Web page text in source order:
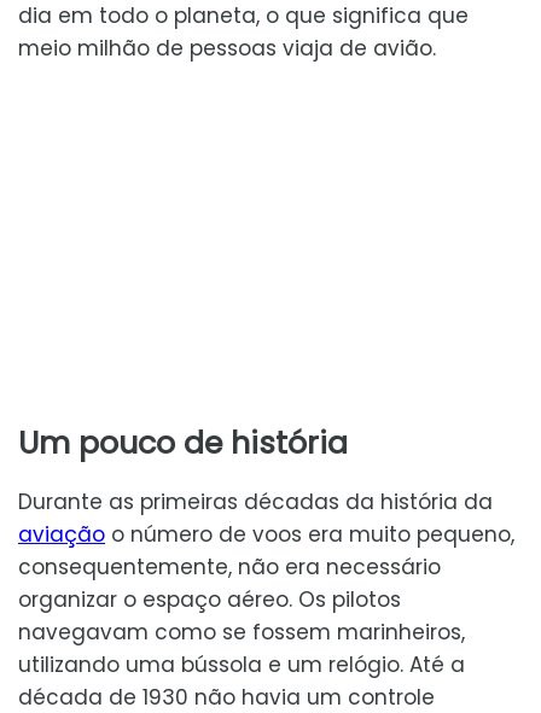
dia em todo o planeta, o que significa que
meio milhão de pessoas viaja de avião.
Um pouco de história
Durante as primeiras décadas da história da
aviação o número de voos era muito pequeno,
consequentemente, não era necessário
organizar o espaço aéreo. Os pilotos
navegavam como se fossem marinheiros,
utilizando uma bússola e um relógio. Até a
década de 1930 não havia um controle